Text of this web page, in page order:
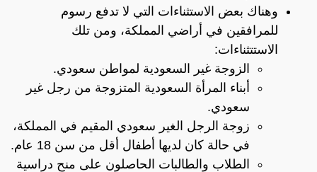
وهناك بعض الاستثناءات التي لا تدفع رسوم
للمرافقين في أراضي المملكة، ومن تلك
الاستتثناءات:
الزوجة غير السعودية لمواطن سعودي.
أبناء المرأة السعودية المتزوجة من رجل غير
سعودي.
زوجة الرجل الغير سعودي المقيم في المملكة،
في حالة كان لديها أطفال أقل من سن 18 عام.
الطلاب والطالبات الحاصلون على منح دراسية